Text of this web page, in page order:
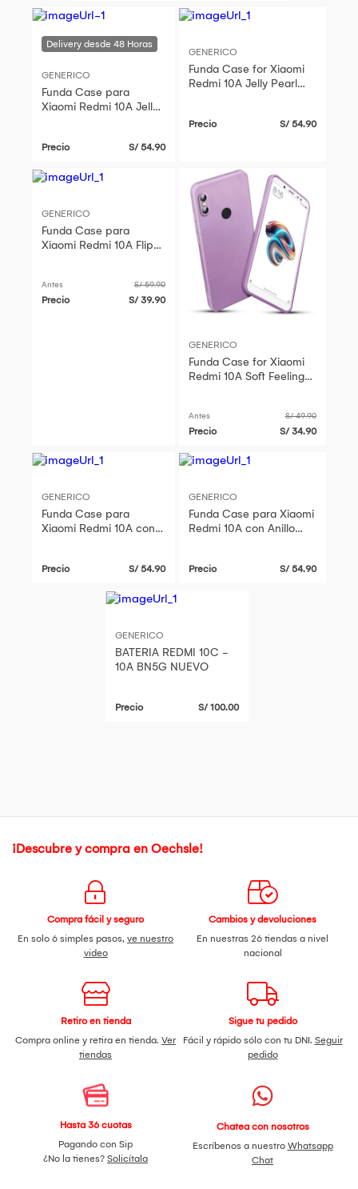
GENERICO
Funda Case para
Xiaomi Redmi 10A Jelly
y Golpes
Precio S/ 54.90
GENERICO
Funda Case for Xiaomi
Redmi 10A Jelly Pearl
y Golpes
Precio S/ 54.90
GENERICO
Funda Case para
Xiaomi Redmi 10A Flip
y GOLPES
Antes S/ 59.90
Precio S/ 39.90
GENERICO
Funda Case for Xiaomi
Redmi 10A Soft Feeling
y Golpes
Antes S/ 49.90
Precio S/ 34.90
GENERICO
Funda Case para
Xiaomi Redmi 10A con
Resistente ante Caídas
Precio S/ 54.90
GENERICO
Funda Case para Xiaomi
Redmi 10A con Anillo
y Golpes
Precio S/ 54.90
GENERICO
BATERIA REDMI 10C -
10A BN5G NUEVO
Precio S/ 100.00
¡Descubre y compra en Oechsle!
Compra fácil y seguro
En solo 6 simples pasos, ve nuestro
video
Cambios y devoluciones
En nuestras 26 tiendas a nivel
nacional
Retiro en tienda
Compra online y retira en tienda. Ver
tiendas
Sigue tu pedido
Fácil y rápido sólo con tu DNI. Seguir
pedido
Hasta 36 cuotas
Pagando con Sip
¿No la tienes? Solicítala
Chatea con nosotros
Escríbenos a nuestro Whatsapp
Chat